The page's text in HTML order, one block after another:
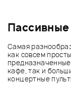
Самая
как совсем
кафе, так и
концертные